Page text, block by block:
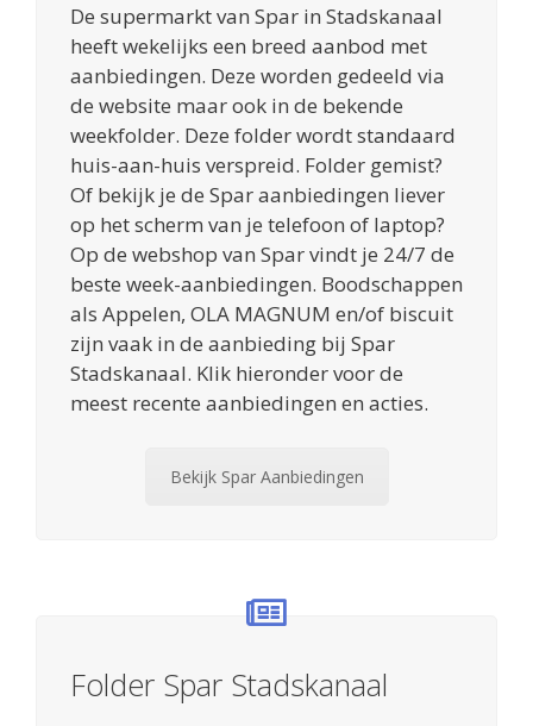
De supermarkt van Spar in Stadskanaal
heeft wekelijks een breed aanbod met
aanbiedingen. Deze worden gedeeld via
de website maar ook in de bekende
weekfolder. Deze folder wordt standaard
huis-aan-huis verspreid. Folder gemist?
Of bekijk je de Spar aanbiedingen liever
op het scherm van je telefoon of laptop?
Op de webshop van Spar vindt je 24/7 de
beste week-aanbiedingen. Boodschappen
als Appelen, OLA MAGNUM en/of biscuit
zijn vaak in de aanbieding bij Spar
Stadskanaal. Klik hieronder voor de
meest recente aanbiedingen en acties.
Bekijk Spar Aanbiedingen
Folder Spar Stadskanaal